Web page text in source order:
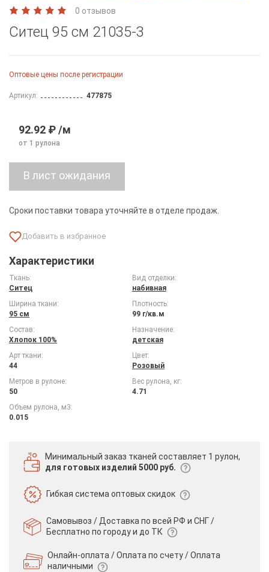
0 отзывов
Ситец 95 см 21035-3
Оптовые цены после регистрации
Артикул: 477875
92.92 ₽ /м
от 1 рулона
Сроки поставки товара уточняйте в отделе продаж.
Характеристики
Ткань:
Ситец
Вид отделки:
набивная
Ширина ткани:
95 см
Плотность:
99 г/кв.м
Состав:
Хлопок 100%
Назначение:
детская
Арт ткани:
44
Цвет:
Розовый
Метров в рулоне:
50
Вес рулона, кг:
4.71
Объем рулона, м3:
0.015
Минимальный заказ тканей составляет 1 рулон,
для готовых изделий 5000 руб.
Гибкая системаоптовых скидок
Самовывоз / Доставка по всей РФ и СНГ /
Бесплатно по городу и до ТК
Онлайн-оплата / Оплата по счету /Оплата
наличными